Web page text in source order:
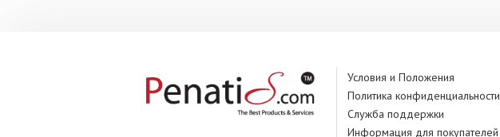
Условия и Положения
Политика конфиденциальности
Служба поддержки
Информация для покупателей